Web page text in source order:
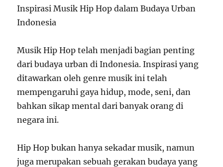
Inspirasi Musik Hip Hop dalam Budaya Urban
Indonesia
Musik Hip Hop telah menjadi bagian penting
dari budaya urban di Indonesia. Inspirasi yang
ditawarkan oleh genre musik ini telah
mempengaruhi gaya hidup, mode, seni, dan
bahkan sikap mental dari banyak orang di
negara ini.
Hip Hop bukan hanya sekadar musik, namun
juga merupakan sebuah gerakan budaya yang